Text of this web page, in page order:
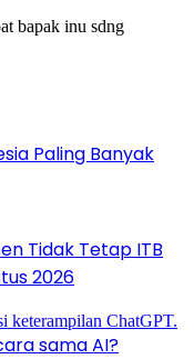
bapak inu sdng
Paling Banyak
Tidak Tetap ITB
2026
sama AI?